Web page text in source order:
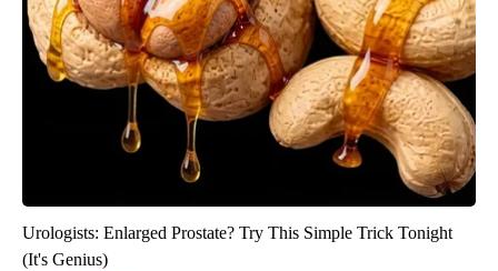
Urologists: Enlarged Prostate? Try This Simple Trick Tonight
(It's Genius)